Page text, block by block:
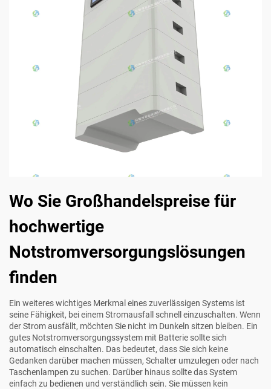
Wo Sie Großhandelspreise für
hochwertige
Notstromversorgungslösungen
finden
Ein weiteres wichtiges Merkmal eines zuverlässigen Systems ist
seine Fähigkeit, bei einem Stromausfall schnell einzuschalten. Wenn
der Strom ausfällt, möchten Sie nicht im Dunkeln sitzen bleiben. Ein
gutes Notstromversorgungssystem mit Batterie sollte sich
automatisch einschalten. Das bedeutet, dass Sie sich keine
Gedanken darüber machen müssen, Schalter umzulegen oder nach
Taschenlampen zu suchen. Darüber hinaus sollte das System
einfach zu bedienen und verständlich sein. Sie müssen kein